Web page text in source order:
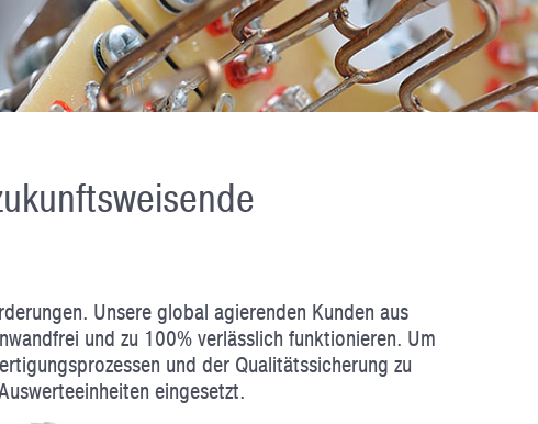
Unsere global agierenden Kunden aus
und zu 100% verlässlich funktionieren. Um
und der Qualitätssicherung zu
eingesetzt.